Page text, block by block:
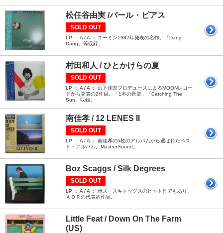
松任谷由実 /パール・ピアス
SOLD OUT
LP ： A / A ： ユーミン1982年発表の名作。「Dang
Dang」等収録。
村田和人 / ひとかけらの夏
SOLD OUT
LP ： A / A ： 山下達郎プロデュースによるMOONレコー
ドから発表の2作目。「1本の音楽」「Catching The
Sun」収録。
南佳孝 / 12 LENES II
SOLD OUT
LP ： A / A ： 南佳孝の5枚のアルバムから選ばれたベス
ト・アルバム。MastrerSound。
Boz Scaggs / Silk Degrees
SOLD OUT
LP ： A / A ： ボズ・スキャッグスのヒット作でもあり、
ＡＯＲの代表的作品。
Little Feat / Down On The Farm
(US)